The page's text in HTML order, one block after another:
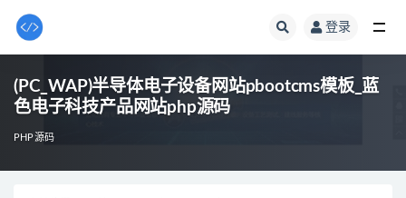
登录
(PC_WAP)半导体电子设备网站pbootcms模板_蓝
色电子科技产品网站php源码
PHP源码